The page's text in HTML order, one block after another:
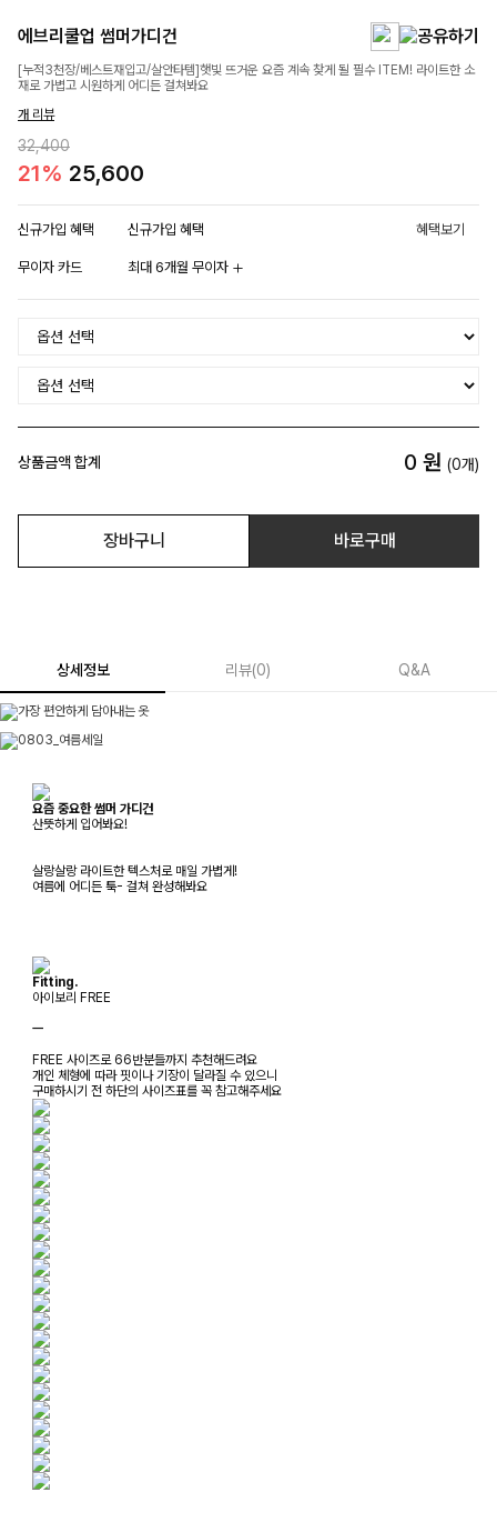
에브리쿨업 썸머가디건
[누적3천장/베스트재입고/살안타템]햇빛 뜨거운 요즘 계속 찾게 될 필수 ITEM! 라이트한 소
재로 가볍고 시원하게 어디든 걸쳐봐요
개 리뷰
32,400
21% 25,600
신규가입 혜택 신규가입 혜택 혜택보기
무이자 카드 최대 6개월 무이자
상품금액 합계 0 원 (0개)
장바구니 바로구매
상세정보 리뷰(0) Q&A
요즘 중요한 썸머 가디건
산뜻하게 입어봐요!
살랑살랑 라이트한 텍스처로 매일 가볍게!
여름에 어디든 툭- 걸쳐 완성해봐요
Fitting.
아이보리 FREE
ㅡ
FREE 사이즈로 66반분들까지 추천해드려요
개인 체형에 따라 핏이나 기장이 달라질 수 있으니
구매하시기 전 하단의 사이즈표를 꼭 참고해주세요